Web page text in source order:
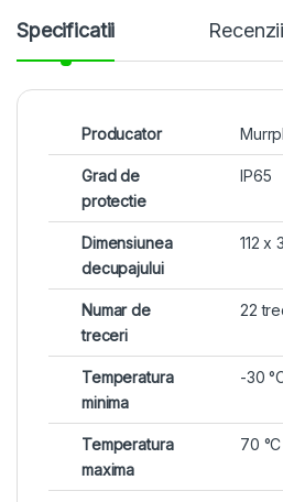
Specificatii Recenzii
Producator
Grad de
protectie
IP65
Dimensiunea
decupajului
112 x
Numar de
treceri
22
Temperatura
minima
-30
Temperatura
maxima
70 °C